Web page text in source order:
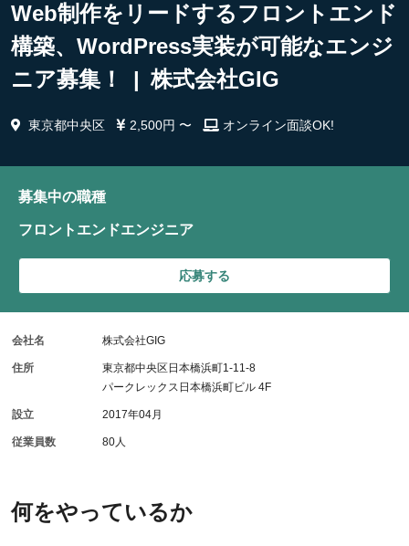
Web制作をリードするフロントエンド
構築、WordPress実装が可能なエンジ
ニア募集！ | 株式会社GIG
東京都中央区 2,500円 〜 オンライン面談OK!
何をやっているか
募集中の職種
フロントエンドエンジニア
応募する
会社名 株式会社GIG
住所
東京都中央区日本橋浜町1-11-8
パークレックス日本橋浜町ビル 4F
設立 2017年04月
従業員数 80人